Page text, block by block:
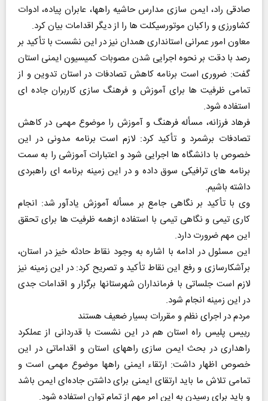
صادقی راد، ایمن سازی مدارس حاشیه راهها، عابران پیاده، ادوات
کشاورزی و راکبان موتورسیکلت ها را از دیگر اقدامات بیان کرد.
معاون امور عمرانی استانداری همدان نیز در این نشست با تأکید بر
رصد با دقت بر نحوه اجرایی شدن مصوبات کمیسیون ایمنی استان
گفت: ضروری است برنامه کاهش تصادفات در استان تدوین و از
تمامی ظرفیت ها برای آموزش و فرهنگ سازی کاربران جاده ای
استفاده شود.
فرهاد فرزانه، مسأله فرهنگ و آموزش را موضوع مهمی در کاهش
تصادفات برشمرد و تأکید کرد: لازم است برنامه مدونی در این
خصوص با دانشگاه ها اجرایی شود و اعتبارات آموزشی را به سمت
برنامه های ترافیکی سوق داده و در این زمینه برنامه ای راهبردی
داشته باشیم.
وی با تأکید بر نگاهی جامع بر مسأله آموزش یادآور شد: انجام
کاری تیمی و نگاهی تیمی با استفاده ازهمه ظرفیت ها برای تحقق
این مهم ضرورت دارد.
این مسئول در ادامه با اشاره به وجود نقاط حادثه خیز در استان،
برآشکارسازی و رفع این نقاط تأکید و تصریح کرد: در این زمینه نیز
لازم است جلساتی با فرمانداران شهرستانها برگزار و اقدامات جدی
در این زمینه انجام شود.
مردم در اجرای نظم و مقررات بسیار ضعیف هستند
رییس پلیس راه استان هم در این نشست با قدردانی از عملکرد
راهداری در بحث ایمن سازی راههای استان و اقداماتی در این
خصوص اظهار داشت: ارتقاء ایمنی راهها موضوع مهمی است و
تمامی تلاش ما باید ارتقای ایمنی برای داشتن جاده‌ای ایمن باشد
و باید برای رسیدن به این امر مهم از تمام توان استفاده شود.